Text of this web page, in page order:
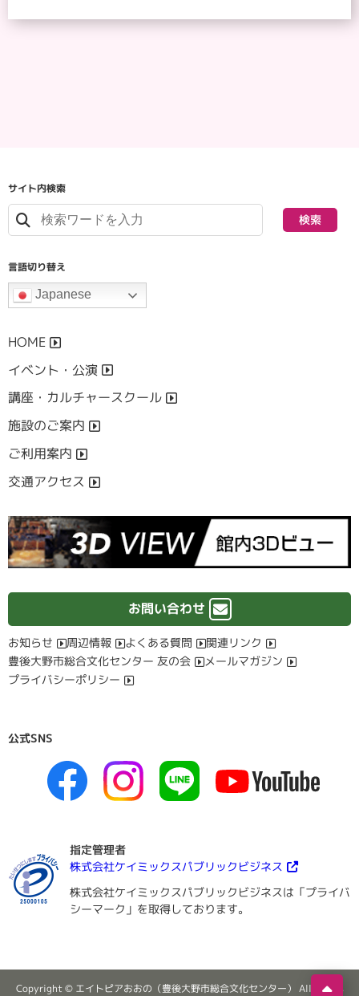
サイト内検索
検索
言語切り替え
Japanese
HOME
イベント・公演
講座・カルチャースクール
施設のご案内
ご利用案内
交通アクセス
お問い合わせ
お知らせ 周辺情報 よくある質問
関連リンク
豊後大野市総合文化センター 友の会
メールマガジン
プライバシーポリシー
公式SNS
指定管理者
株式会社ケイミックスパブリックビジネス
株式会社ケイミックスパブリックビジネスは「プライバ
シーマーク」を取得しております。
Copyright © エイトピアおおの（豊後大野市総合文化センター） All Rights